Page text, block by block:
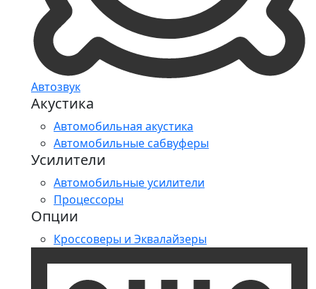
Автозвук
Акустика
Автомобильная акустика
Автомобильные сабвуферы
Усилители
Автомобильные усилители
Процессоры
Опции
Кроссоверы и Эквалайзеры